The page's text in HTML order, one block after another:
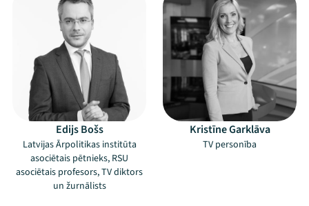
Edijs Bošs
Latvijas Ārpolitikas institūta
asociētais pētnieks, RSU
asociētais profesors, TV diktors
un žurnālists
Kristīne Garklāva
TV personība